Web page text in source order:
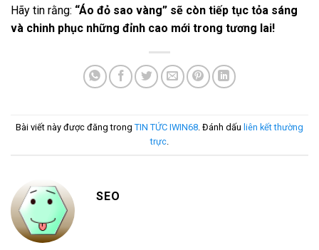
Hãy tin rằng: “Áo đỏ sao vàng” sẽ còn tiếp tục tỏa sáng
và chinh phục những đỉnh cao mới trong tương lai!
Bài viết này được đăng trong TIN TỨC IWIN68 . Đánh dấu liên kết thường
trực
SEO